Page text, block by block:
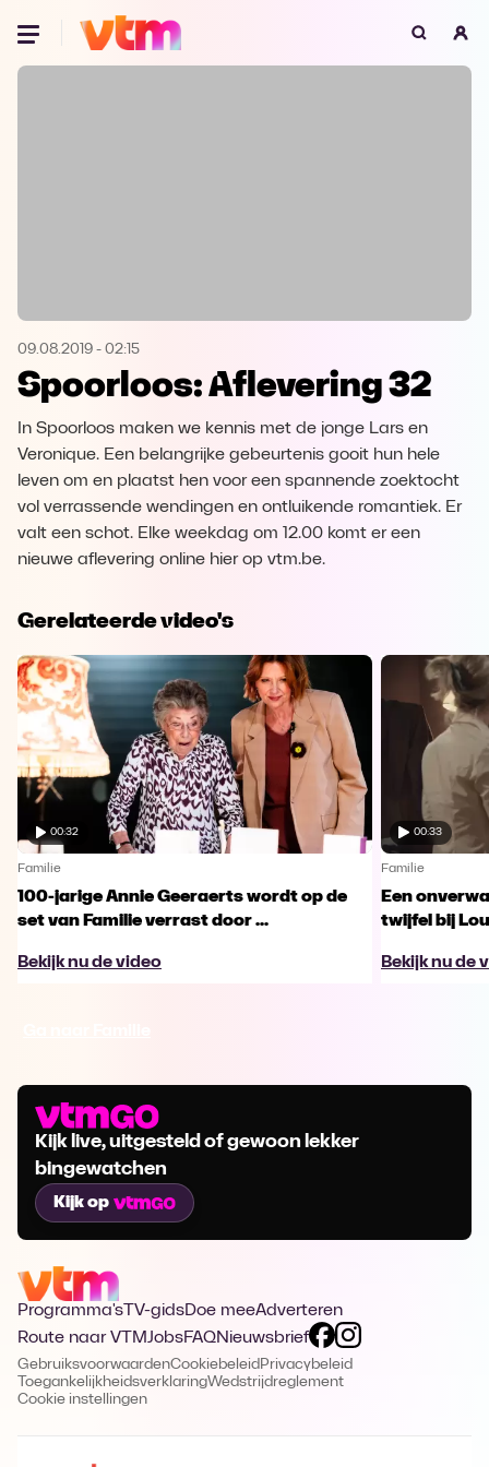
Oeps, browser niet ondersteund
Microsoft Edge Download
Download
09.08.2019 - 02:15
Spoorloos: Aflevering 32
In Spoorloos maken we kennis met de jonge Lars en
Veronique. Een belangrijke gebeurtenis gooit hun hele
leven om en plaatst hen voor een spannende zoektocht
vol verrassende wendingen en ontluikende romantiek. Er
valt een schot. Elke weekdag om 12.00 komt er een
nieuwe aflevering online hier op vtm.be.
Gerelateerde video's
00:32
Familie
100-jarige Annie Geeraerts wordt op de
set van Familie verrast door ...
Bekijk nu de video
00:33
Familie
Een
twijfel bij
Bekijk nu de
Kijk live, uitgesteld of gewoon lekker
bingewatchen
Kijk op
Programma's TV-gidsDoe meeAdverteren
Route naar VTMJobsFAQNieuwsbrief
GebruiksvoorwaardenCookiebeleid Privacybeleid
ToegankelijkheidsverklaringWedstrijdreglement
Cookie instellingen